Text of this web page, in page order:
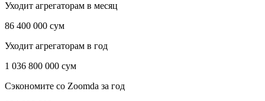
Уходит агрегаторам в месяц
86 400 000 сум
Уходит агрегаторам в год
1 036 800 000 сум
Сэкономите со Zoomda за год